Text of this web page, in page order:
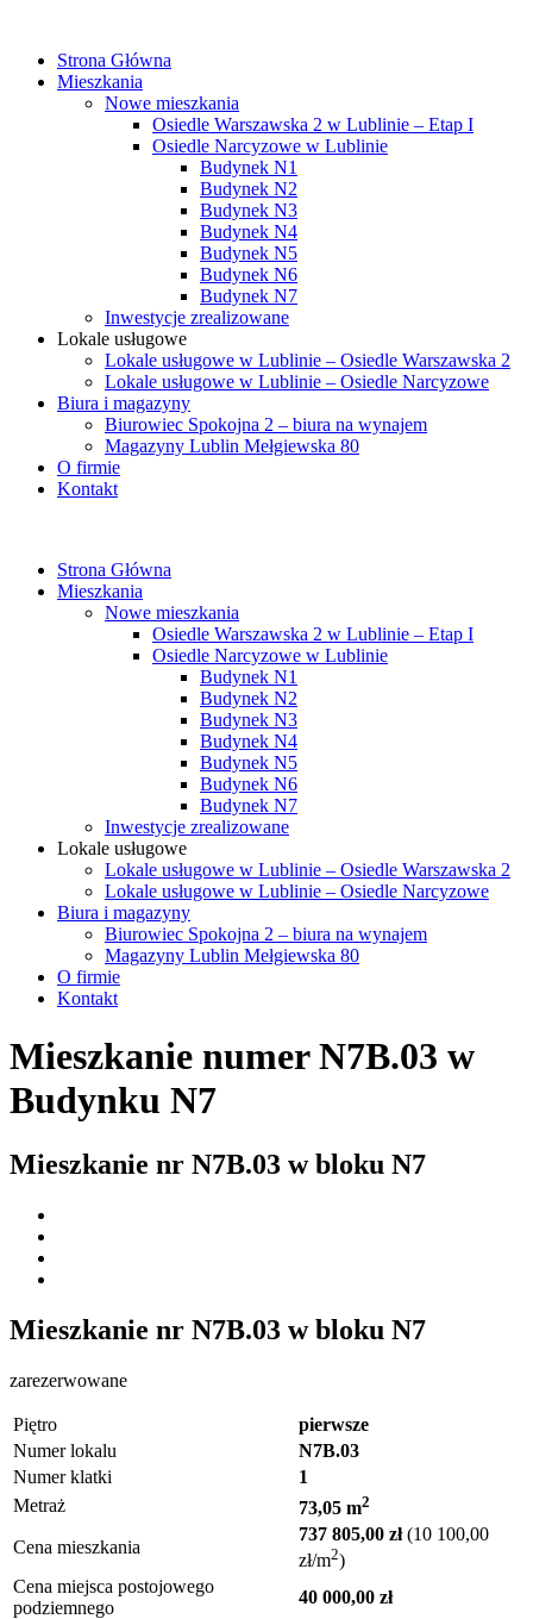
Strona Główna
Mieszkania
Nowe mieszkania
Osiedle Warszawska 2 w Lublinie – Etap I
Osiedle Narcyzowe w Lublinie
Budynek N1
Budynek N2
Budynek N3
Budynek N4
Budynek N5
Budynek N6
Budynek N7
Inwestycje zrealizowane
Lokale usługowe
Lokale usługowe w Lublinie – Osiedle Warszawska 2
Lokale usługowe w Lublinie – Osiedle Narcyzowe
Biura i magazyny
Biurowiec Spokojna 2 – biura na wynajem
Magazyny Lublin Mełgiewska 80
O firmie
Kontakt
Strona Główna
Mieszkania
Nowe mieszkania
Osiedle Warszawska 2 w Lublinie – Etap I
Osiedle Narcyzowe w Lublinie
Budynek N1
Budynek N2
Budynek N3
Budynek N4
Budynek N5
Budynek N6
Budynek N7
Inwestycje zrealizowane
Lokale usługowe
Lokale usługowe w Lublinie – Osiedle Warszawska 2
Lokale usługowe w Lublinie – Osiedle Narcyzowe
Biura i magazyny
Biurowiec Spokojna 2 – biura na wynajem
Magazyny Lublin Mełgiewska 80
O firmie
Kontakt
Mieszkanie numer N7B.03 w
Budynku N7
Mieszkanie nr N7B.03 w bloku N7
Mieszkanie nr N7B.03 w bloku N7
zarezerwowane
Piętro
pierwsze
Numer lokalu
N7B.03
Numer klatki
1
Metraż
73,05 m2
Cena mieszkania
737 805,00 zł (10 100,00
zł/m2)
Cena miejsca postojowego
podziemnego
40 000,00 zł